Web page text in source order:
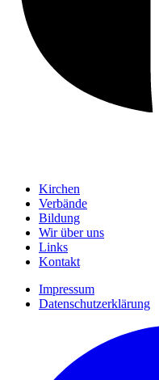
Kirchen
Verbände
Bildung
Wir über uns
Links
Kontakt
Impressum
Datenschutzerklärung